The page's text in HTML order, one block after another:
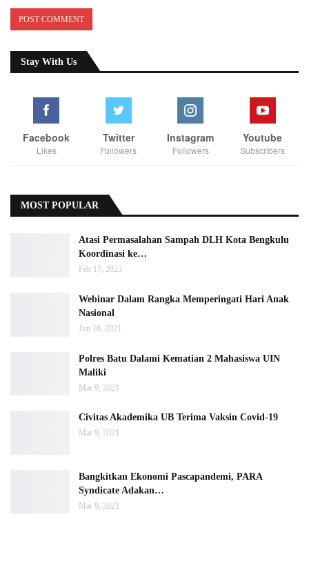
Stay With Us
Facebook
Likes
Twitter
Followers
Instagram
Followers
Youtube
Subscribers
MOST POPULAR
Atasi Permasalahan Sampah DLH Kota Bengkulu
Koordinasi ke…
Feb 17, 2023
Webinar Dalam Rangka Memperingati Hari Anak
Nasional
Jun 16, 2021
Polres Batu Dalami Kematian 2 Mahasiswa UIN
Maliki
Mar 9, 2021
Civitas Akademika UB Terima Vaksin Covid-19
Mar 9, 2021
Bangkitkan Ekonomi Pascapandemi, PARA
Syndicate Adakan…
Mar 9, 2021